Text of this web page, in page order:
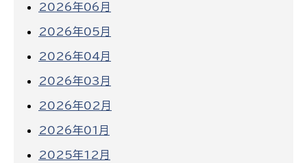
2026年06月
2026年05月
2026年04月
2026年03月
2026年02月
2026年01月
2025年12月